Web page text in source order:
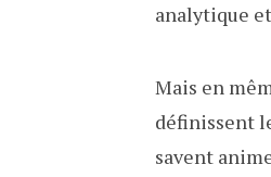
analytique
Mais en
définissent
savent